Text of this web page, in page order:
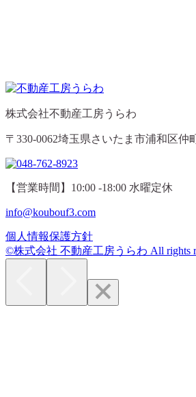
株式会社不動産工房うらわ
〒330-0062埼玉県さいたま市浦和区仲
【営業時間】10:00 -18:00 水曜定休
info@koubouf3.com
個人情報保護方針
©株式会社 不動産工房うらわ All rights